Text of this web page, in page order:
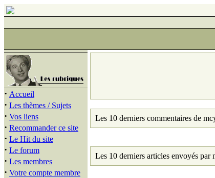
· Accueil
· Les thèmes / Sujets
· Vos liens
· Recommander ce site
· Le Hit du site
· Le forum
· Les membres
· Votre compte membre
Les 10 derniers commentaires de
Les 10 derniers articles envoyés par